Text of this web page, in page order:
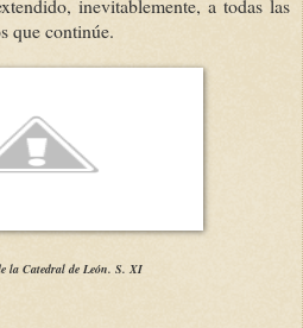
inevitablemente, a todas las
que continúe.
la Catedral de León. S. XI